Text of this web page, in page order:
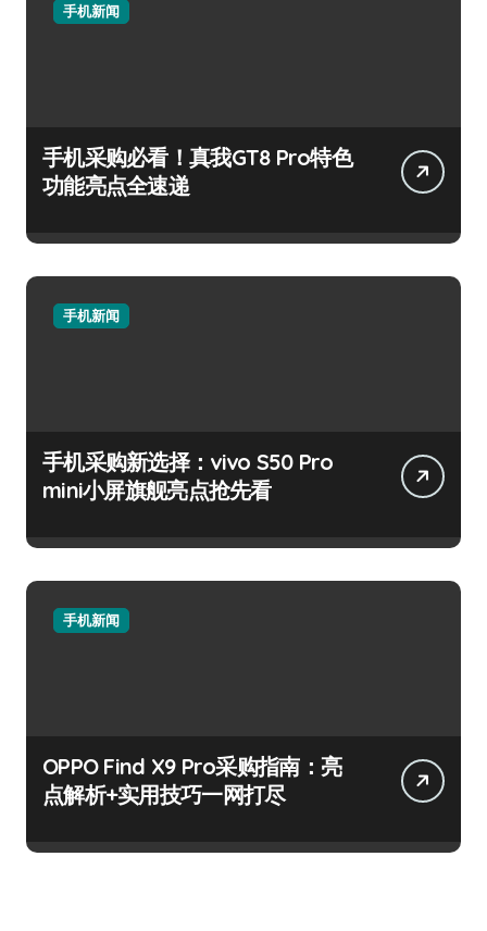
手机新闻
手机采购必看！真我GT8 Pro特色
功能亮点全速递
手机新闻
手机采购新选择：vivo S50 Pro
mini小屏旗舰亮点抢先看
手机新闻
OPPO Find X9 Pro采购指南：亮
点解析+实用技巧一网打尽